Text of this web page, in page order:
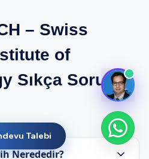
– Swiss
of
Sıkça Sorulan
Nerededir?
Talebi